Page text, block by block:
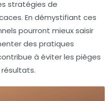
stratégies de
En démystifiant ces
pourront mieux saisir
des pratiques
à éviter les pièges